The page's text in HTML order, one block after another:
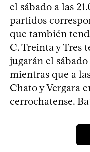
el sábado a las
partidos
que también
C. Treinta y Tres
jugarán el
mientras que a
Chato y Vergara
cerrochatense.